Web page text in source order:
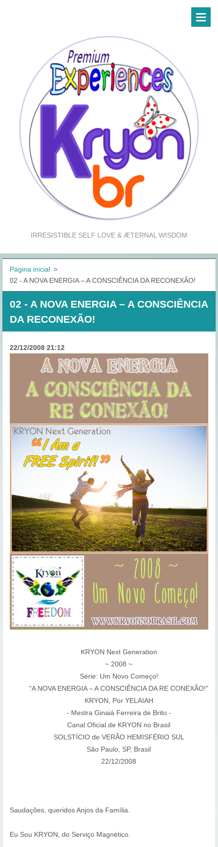
IRRESISTIBLE SELF LOVE & ÆTERNAL WISDOM
Página inicial >
02 - A NOVA ENERGIA – A CONSCIÊNCIA DA RECONEXÃO!
02 - A NOVA ENERGIA – A CONSCIÊNCIA
DA RECONEXÃO!
22/12/2008 21:12
KRYON Next Generation
~ 2008 ~
Série: Um Novo Começo!
"A NOVA ENERGIA – A CONSCIÊNCIA DA RE CONEXÃO!"
KRYON, Por YELAIAH
- Mestra Ginaiá Ferreira de Brito -
Canal Oficial de KRYON no Brasil
SOLSTÍCIO de VERÃO HEMISFÉRIO SUL
São Paulo, SP, Brasil
22/12/2008
Saudações, queridos Anjos da Família.
Eu Sou KRYON, do Serviço Magnético.